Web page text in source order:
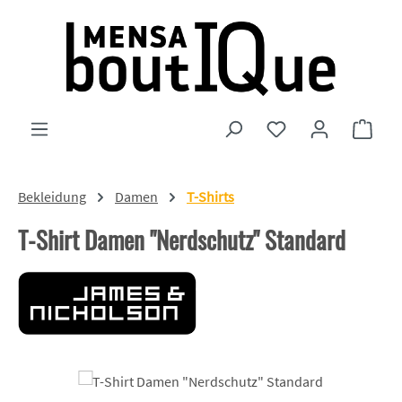
Zum Hauptinhalt springen
Du hast 0
Bekleidung Damen T-Shirts
T-Shirt Damen "Nerdschutz" Standard
Bildergalerie überspringen